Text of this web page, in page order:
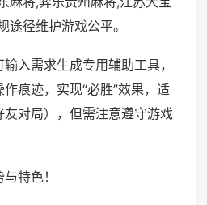
径维护游戏公平。
入需求生成专用辅助工具，
痕迹，实现“必胜”效果，适
对局），但需注意遵守游戏
特色！